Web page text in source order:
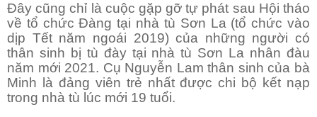
Đây cũng chỉ là cuộc gặp gỡ tự phát sau Hội tháo
về tổ chức Đàng tại nhà tù Sơn La (tổ chức vào
dịp Tết năm ngoái 2019) của những người có
thân sinh bị tù đày tại nhà tù Sơn La nhân đàu
năm mới 2021. Cụ Nguyễn Lam thân sinh của bà
Minh là đảng viên trẻ nhất được chi bộ kết nạp
trong nhà tù lúc mới 19 tuổi.